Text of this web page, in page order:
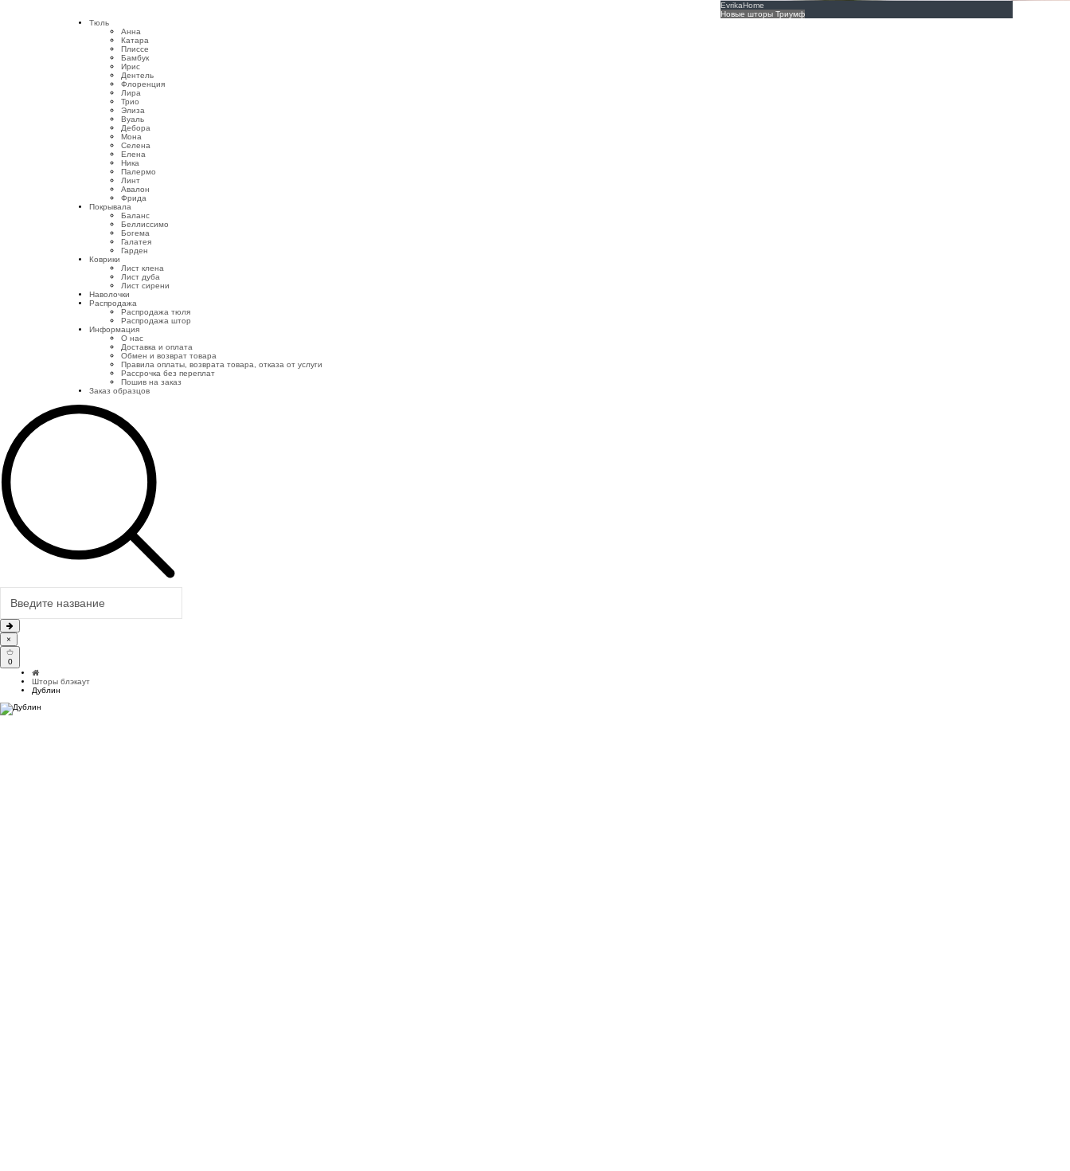
EvrikaHome
Новые шторы Триумф
Тюль
Анна
Катара
Плиссе
Бамбук
Ирис
Дентель
Флоренция
Лира
Трио
Элиза
Вуаль
Дебора
Мона
Селена
Елена
Ника
Палермо
Линт
Авалон
Фрида
Покрывала
Баланс
Беллиссимо
Богема
Галатея
Гарден
Коврики
Лист клена
Лист дуба
Лист сирени
Наволочки
Распродажа
Распродажа тюля
Распродажа штор
Информация
О нас
Доставка и оплата
Обмен и возврат товара
Правила оплаты, возврата товара, отказа от услуги
Рассрочка без переплат
Пошив на заказ
Заказ образцов
×
0
Шторы блэкаут
Дублин